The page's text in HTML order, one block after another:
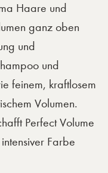
Haare und
ganz oben
und
und
feinem, kraftlosem
Volumen.
Perfect Volume
Farbe